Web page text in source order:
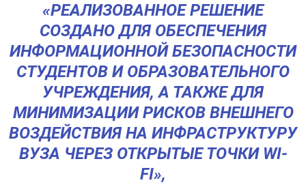
«РЕАЛИЗОВАННОЕ РЕШЕНИЕ
СОЗДАНО ДЛЯ ОБЕСПЕЧЕНИЯ
ИНФОРМАЦИОННОЙ БЕЗОПАСНОСТИ
СТУДЕНТОВ И ОБРАЗОВАТЕЛЬНОГО
УЧРЕЖДЕНИЯ, А ТАКЖЕ ДЛЯ
МИНИМИЗАЦИИ РИСКОВ ВНЕШНЕГО
ВОЗДЕЙСТВИЯ НА ИНФРАСТРУКТУРУ
ВУЗА ЧЕРЕЗ ОТКРЫТЫЕ ТОЧКИ WI-
FI»,